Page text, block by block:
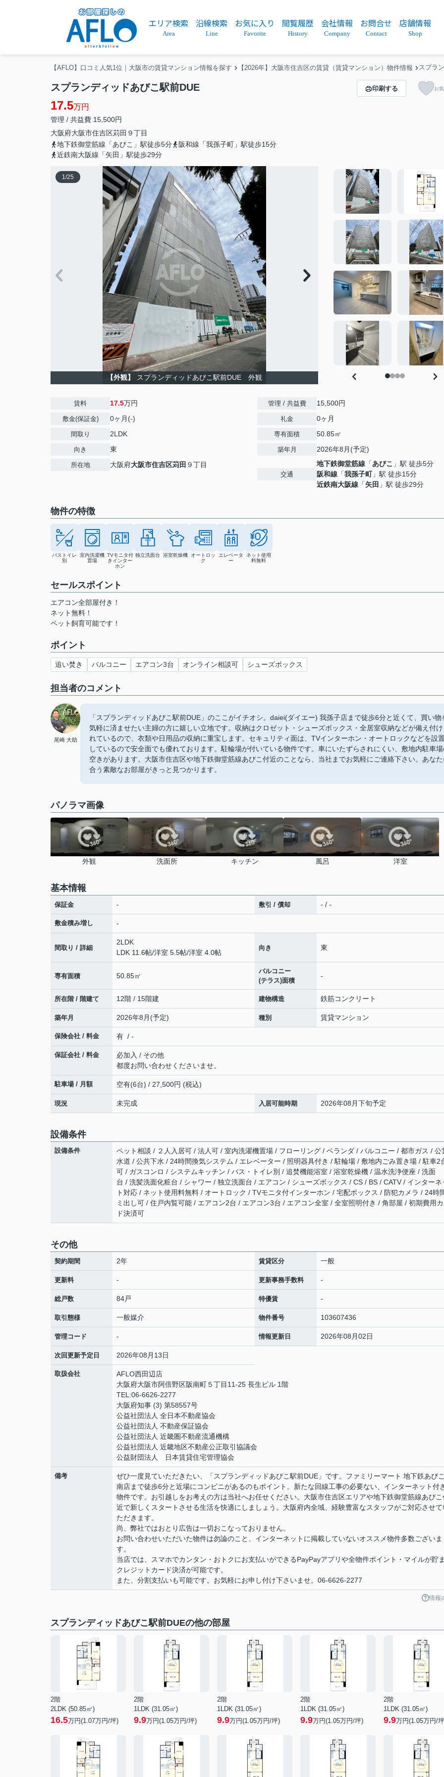
エリア検索
Area
沿線検索
Line
お気に入り
Favorite
閲覧履歴
History
会社情報
Company
お問合せ
Contact
店舗情報
Shop
【AFLO】口コミ人気1位｜大阪市の賃貸マンション情報を探す 【2026年】大阪市住吉区の賃貸（賃貸マンション）物件情報 スプラ
スプランディッドあびこ駅前DUE
17.5万円
管理 / 共益費 15,500円
大阪府大阪市住吉区苅田 ９丁目
地下鉄御堂筋線「あびこ」駅徒歩5分
阪和線「我孫子町」駅徒歩15分
近鉄南大阪線「矢田」駅徒歩29分
印刷する お
1/25
【外観】 スプランディッドあびこ駅前DUE 外観
賃料 17.5万円
敷金(保証金) 0ヶ月(-)
間取り 2LDK
向き 東
所在地 大阪府大阪市住吉区苅田 ９丁目
管理 / 共益費 15,500円
礼金 0ヶ月
専有面積 50.85㎡
築年月 2026年8月(予定)
交通
地下鉄御堂筋線 「あびこ 」駅 徒歩5分
阪和線 「我孫子町」駅 徒歩15分
近鉄南大阪線 「矢田 」駅 徒歩29分
物件の特徴
バストイレ
別
室内洗濯機
置場
TVモニタ付
きインター
ホン
独立洗面台 浴室乾燥機
オートロッ
ク
エレベータ
ー
ネット使用
料無料
セールスポイント
エアコン全部屋付き！
ネット無料！
ペット飼育可能です！
ポイント
追い焚き バルコニー エアコン3台 オンライン相談可 シューズボックス
担当者のコメント
尾崎 大助
「スプランディッドあびこ駅前DUE」のここがイチオシ。daiei(ダイエー) 我孫子店まで徒歩6分と近くて、買い物
気軽に済ませたい主婦の方に嬉しい立地です。収納はクロゼット・シューズボックス・全居室収納などが備え付け
れているので、衣類や日用品の収納に重宝します。セキュリティ面は、TVインターホン・オートロックなどを設
しているので安全面でも優れております。駐輪場が付いている物件です。車にいたずらされにくい、敷地内駐車
空きがあります。大阪市住吉区や地下鉄御堂筋線あびこ付近のことなら、当社までお気軽にご連絡下さい。あなた
合う素敵なお部屋がきっと見つかります。
パノラマ画像
外観 洗面所 キッチン 風呂 洋室
基本情報
保証金 - 敷引 / 償却 - / -
敷金積み増し -
間取り / 詳細
2LDK
LDK 11.6帖/洋室 5.5帖/洋室 4.0帖
向き 東
専有面積 50.85㎡
バルコニー
(テラス)面積
-
所在階 / 階建て 12階 / 15階建 建物構造 鉄筋コンクリート
築年月 2026年8月(予定) 種別 賃貸マンション
保険会社 / 料金 有 / -
保証会社 / 料金
必加入 / その他
都度お問い合わせくださいませ。
駐車場 / 月額 空有(6台) / 27,500円 (税込)
現況 未完成 入居可能時期 2026年08月下旬予定
設備条件
設備条件
ペット相談 / ２人入居可 / 法人可 / 室内洗濯機置場 / フローリング / ベランダ / バルコニー / 都市ガス / 公
水道 / 公共下水 / 24時間換気システム / エレベーター / 照明器具付き / 駐輪場 / 敷地内ごみ置き場 / 駐車2
可 / ガスコンロ / システムキッチン / バス・トイレ別 / 追焚機能浴室 / 浴室乾燥機 / 温水洗浄便座 / 洗面
台 / 洗髪洗面化粧台 / シャワー / 独立洗面台 / エアコン / シューズボックス / CS / BS / CATV / インターネ
ト対応 / ネット使用料無料 / オートロック / TVモニタ付インターホン / 宅配ボックス / 防犯カメラ / 24時
ミ出し可 / 住戸内覧可能 / エアコン2台 / エアコン3台 / エアコン全室 / 全室照明付き / 角部屋 / 初期費用
ド決済可
その他
契約期間 2年 賃貸区分 一般
更新料 - 更新事務手数料 -
総戸数 84戸 特優賃 -
取引態様 一般媒介 物件番号 103607436
管理コード - 情報更新日 2026年08月02日
次回更新予定日 2026年08月13日
取扱会社
AFLO西田辺店
大阪府大阪市阿倍野区阪南町５丁目11-25 長生ビル 1階
TEL:06-6626-2277
大阪府知事 (3) 第58557号
公益社団法人 全日本不動産協会
公益社団法人 不動産保証協会
公益社団法人 近畿圏不動産流通機構
公益社団法人 近畿地区不動産公正取引協議会
公益財団法人 日本賃貸住宅管理協会
備考
ぜひ一度見ていただきたい、「スプランディッドあびこ駅前DUE」です。ファミリーマート 地下鉄あび
南店まで徒歩6分と近場にコンビニがあるのもポイント。新たな回線工事の必要ない、インターネット付
物件です。お引越しをお考えの方は当社へお任せください。大阪市住吉区エリアや地下鉄御堂筋線あびこ
近で新しくスタートさせる生活を快適にしましょう。大阪府内全域、経験豊富なスタッフがご対応させて
ただきます。
尚、弊社ではおとり広告は一切おこなっておりません。
お問い合わせいただいた物件は勿論のこと、インターネットに掲載していないオススメ物件多数ございま
す。
当店では、スマホでカンタン・おトクにお支払いができるPayPayアプリや全物件ポイント・マイルが貯
クレジットカード決済が可能です。
また、分割支払いも可能です。お気軽にお申し付け下さいませ。06-6626-2277
情報
スプランディッドあびこ駅前DUEの他の部屋
2階
2LDK (50.85㎡)
16.5万円(1.07万円/坪)
2階
1LDK (31.05㎡)
9.9万円(1.05万円/坪)
2階
1LDK (31.05㎡)
9.9万円(1.05万円/坪)
2階
1LDK (31.05㎡)
9.9万円(1.05万円/坪)
2階
1LDK (31.05㎡)
9.9万円(1.05万円/